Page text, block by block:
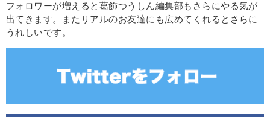
フォロワーが増えると葛飾つうしん編集部もさらにやる気が
出てきます。またリアルのお友達にも広めてくれるとさらに
うれしいです。